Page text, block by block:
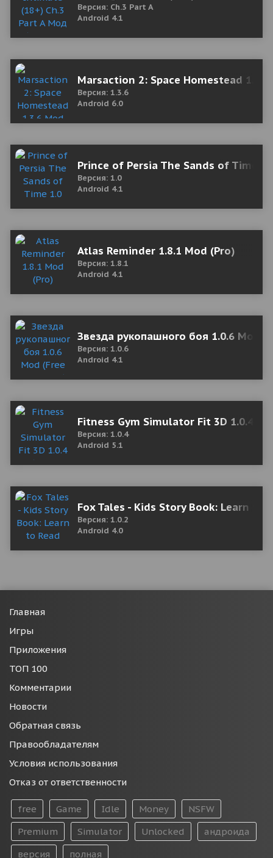
Версия: Ch.3 Part A
Android 4.1
Marsaction 2: Space Homestead 1.3.6
Версия: 1.3.6
Android 6.0
Prince of Persia The Sands of Time
Версия: 1.0
Android 4.1
Atlas Reminder 1.8.1 Mod (Pro)
Версия: 1.8.1
Android 4.1
Звезда рукопашного боя 1.0.6 Mod
Версия: 1.0.6
Android 4.1
Fitness Gym Simulator Fit 3D 1.0.4
Версия: 1.0.4
Android 5.1
Fox Tales - Kids Story Book: Learn to
Версия: 1.0.2
Android 4.0
Главная
Игры
Приложения
ТОП 100
Комментарии
Новости
Обратная связь
Правообладателям
Условия использования
Отказ от ответственности
free Game Idle Money
NSFW
Premium
Simulator Unlocked
андроида
версия
полная